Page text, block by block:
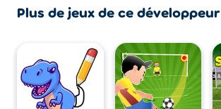
Plus de jeux de ce développeur